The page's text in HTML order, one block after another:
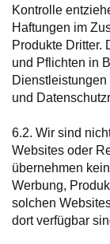
Kontrolle
Haftungen im
Produkte Dritter.
und Pflichten in
und
6.2. Wir sind
Websites oder
übernehmen
Werbung,
solchen
dort verfügbar